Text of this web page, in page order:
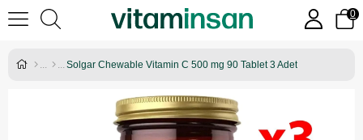
0
Solgar Chewable Vitamin C 500 mg 90 Tablet 3 Adet